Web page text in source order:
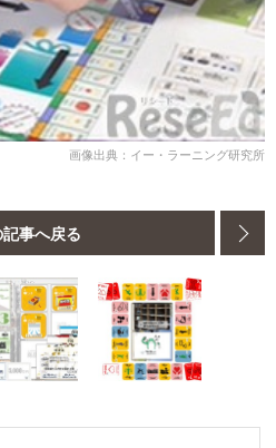
画像出典：イー・ラーニング研究所
記事へ戻る